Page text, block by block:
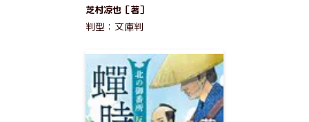
芝村凉也［著］
判型：文庫判